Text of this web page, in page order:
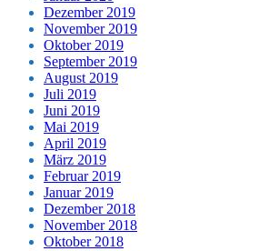
Dezember 2019
November 2019
Oktober 2019
September 2019
August 2019
Juli 2019
Juni 2019
Mai 2019
April 2019
März 2019
Februar 2019
Januar 2019
Dezember 2018
November 2018
Oktober 2018